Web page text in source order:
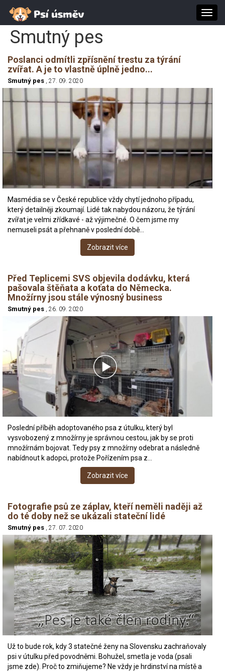
Smutný pes
Poslanci odmítli zpřísnění trestu za týrání
zvířat. A je to vlastně úplně jedno...
Smutný pes , 27. 09. 2020
Masmédia se v České republice vždy chytí jednoho případu,
který detailněji zkoumají. Lidé tak nabydou názoru, že týrání
zvířat je velmi zřídkavé - až výjimečné. O čem jsme my
nemuseli psát a přehnaně v poslední době…
Zobrazit více
Před Teplicemi SVS objevila dodávku, která
pašovala štěňata a koťata do Německa.
Množírny jsou stále výnosný business
Smutný pes , 26. 09. 2020
Poslední příběh adoptovaného psa z útulku, který byl
vysvobozený z množírny je správnou cestou, jak by se proti
množírnám bojovat. Tedy psy z množírny odebrat a následně
nabídnout k adopci, protože Pořízením psa z…
Zobrazit více
Fotografie psů ze záplav, kteří neměli naději až
do té doby než se ukázali stateční lidé
Smutný pes , 27. 07. 2020
Už to bude rok, kdy 3 statečné ženy na Slovensku zachraňovaly
psi v útulku před povodněmi. Bohužel, smetla je voda (psali
jsme zde). Proč to zmiňujeme? Ne vždy je hrdinství na místě a